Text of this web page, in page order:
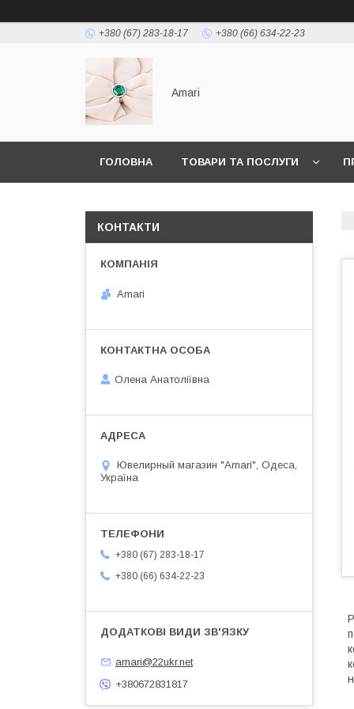
+380 (67) 283-18-17 +380 (66) 634-22-23
Amari
ГОЛОВНА ТОВАРИ ТА ПОСЛУГИ
КОНТАКТИ
Amari
Олена Анатоліївна
Ювелирный магазин "Amari", Одеса,
Україна
+380 (67) 283-18-17
+380 (66) 634-22-23
amari@22ukr.net
+380672831817